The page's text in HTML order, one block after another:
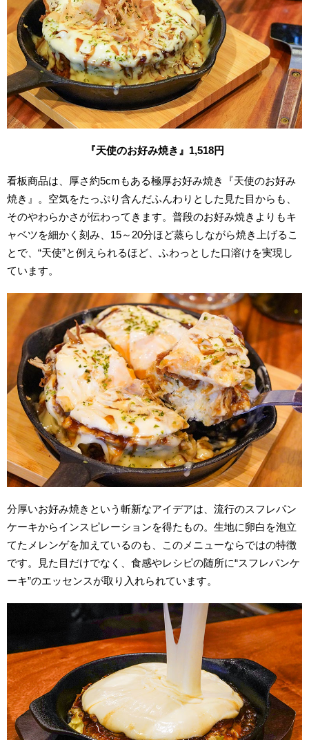
『天使のお好み焼き』1,518円
看板商品は、厚さ約5cmもある極厚お好み焼き『天使のお好み
焼き』。空気をたっぷり含んだふんわりとした見た目からも、
そのやわらかさが伝わってきます。普段のお好み焼きよりもキ
ャベツを細かく刻み、15～20分ほど蒸らしながら焼き上げるこ
とで、“天使”と例えられるほど、ふわっとした口溶けを実現し
ています。
分厚いお好み焼きという斬新なアイデアは、流行のスフレパン
ケーキからインスピレーションを得たもの。生地に卵白を泡立
てたメレンゲを加えているのも、このメニューならではの特徴
です。見た目だけでなく、食感やレシピの随所に“スフレパンケ
ーキ”のエッセンスが取り入れられています。